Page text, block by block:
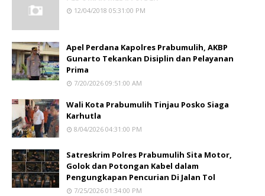
12/04/2018 05:31:00 PM
Apel Perdana Kapolres Prabumulih, AKBP
Gunarto Tekankan Disiplin dan Pelayanan
Prima
7/20/2026 09:51:00 AM
Wali Kota Prabumulih Tinjau Posko Siaga
Karhutla
8/04/2026 04:31:00 PM
Satreskrim Polres Prabumulih Sita Motor,
Golok dan Potongan Kabel dalam
Pengungkapan Pencurian Di Jalan Tol
7/25/2026 01:34:00 PM